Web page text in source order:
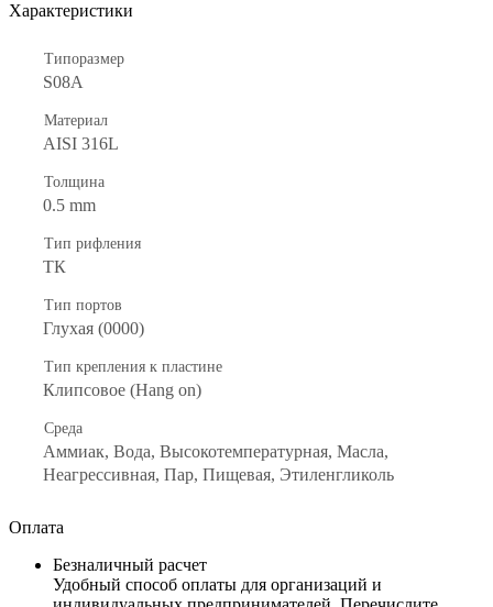
Характеристики
Типоразмер
S08A
Материал
AISI 316L
Толщина
0.5 mm
Тип рифления
ТК
Тип портов
Глухая (0000)
Тип крепления к пластине
Клипсовое (Hang on)
Среда
Аммиак, Вода, Высокотемпературная, Масла,
Неагрессивная, Пар, Пищевая, Этиленгликоль
Оплата
Безналичный расчет
Удобный способ оплаты для организаций и